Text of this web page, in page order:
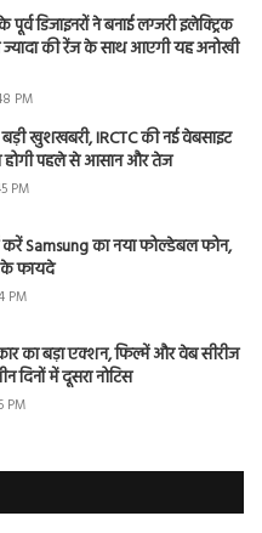
डिजाइनरों ने बनाई लग्जरी इलेक्ट्रिक
ज्यादा की रेंज के साथ आएगी यह अनोखी
PM
बड़ी खुशखबरी, IRCTC की नई वेबसाइट
होगी पहले से आसान और तेज
PM
करें Samsung का नया फोल्डेबल फोन,
फायदे
PM
का बड़ा एक्शन, फिल्में और वेब सीरीज
दिनों में दूसरा नोटिस
PM